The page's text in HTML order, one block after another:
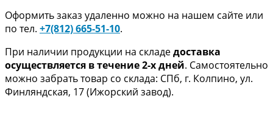
Оформить заказ удаленно можно на нашем сайте или
по тел. +7(812) 665-51-10.
При наличии продукции на складедоставка
осуществляется в течение 2-х дней. Самостоятельно
можно забрать товар со склада: СПб, г. Колпино, ул.
Финляндская, 17 (Ижорский завод).